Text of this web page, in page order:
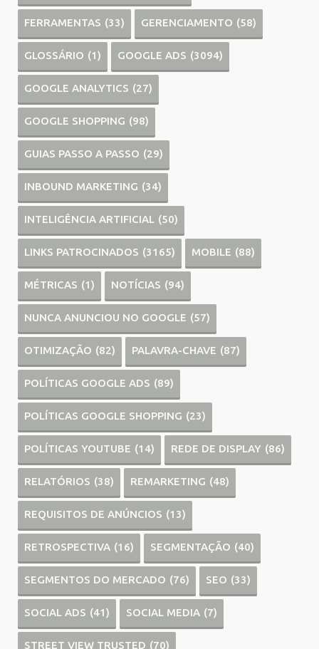
FERRAMENTAS (33) GERENCIAMENTO (58)
GLOSSÁRIO (1) GOOGLE ADS (3094)
GOOGLE ANALYTICS (27)
GOOGLE SHOPPING (98)
GUIAS PASSO A PASSO (29)
INBOUND MARKETING (34)
INTELIGÊNCIA ARTIFICIAL (50)
LINKS PATROCINADOS (3165) MOBILE (88)
MÉTRICAS (1) NOTÍCIAS (94)
NUNCA ANUNCIOU NO GOOGLE (57)
OTIMIZAÇÃO (82) PALAVRA-CHAVE (87)
POLÍTICAS GOOGLE ADS (89)
POLÍTICAS GOOGLE SHOPPING (23)
POLÍTICAS YOUTUBE (14) REDE DE DISPLAY (86)
RELATÓRIOS (38) REMARKETING (48)
REQUISITOS DE ANÚNCIOS (13)
RETROSPECTIVA (16) SEGMENTAÇÃO (40)
SEGMENTOS DO MERCADO (76) SEO (33)
SOCIAL ADS (41) SOCIAL MEDIA (7)
STREET VIEW TRUSTED (70)